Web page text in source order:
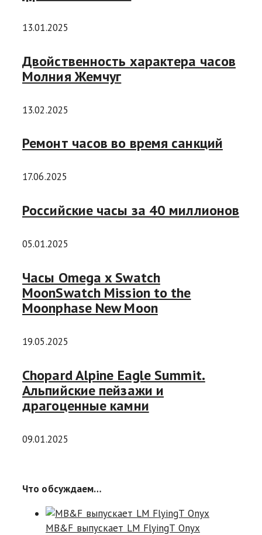
13.01.2025
Двойственность характера часов
Молния Жемчуг
13.02.2025
Ремонт часов во время санкций
17.06.2025
Российские часы за 40 миллионов
05.01.2025
Часы Omega x Swatch
MoonSwatch Mission to the
Moonphase New Moon
19.05.2025
Chopard Alpine Eagle Summit.
Альпийские пейзажи и
драгоценные камни
09.01.2025
Что обсуждаем…
MB&F выпускает LM FlyingT Onyx